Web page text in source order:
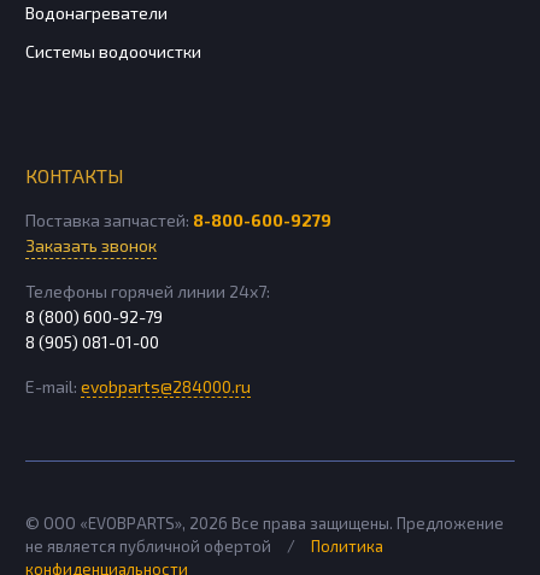
Водонагреватели
Системы водоочистки
КОНТАКТЫ
Поставка запчастей: 8-800-600-9279
Заказать звонок
Телефоны горячей линии 24х7:
8 (800) 600-92-79
8 (905) 081-01-00
E-mail: evobparts@284000.ru
© ООО «EVOBPARTS», 2026 Все права защищены. Предложение
не является публичной офертой
/
Политика
конфиденциальности